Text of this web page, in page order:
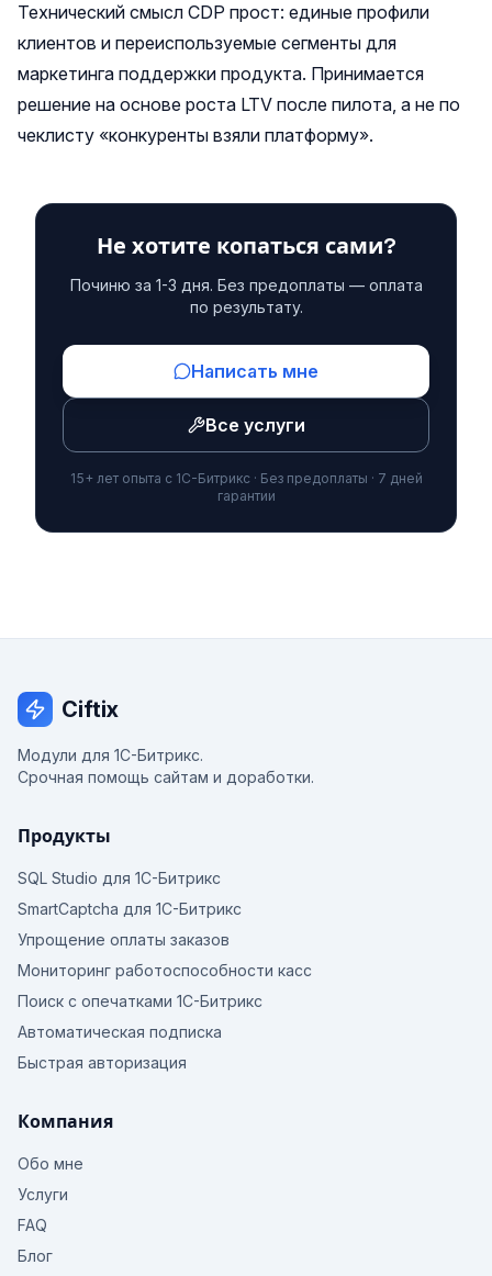
Технический смысл CDP прост: единые профили
клиентов и переиспользуемые сегменты для
маркетинга поддержки продукта. Принимается
решение на основе роста LTV после пилота, а не по
чеклисту «конкуренты взяли платформу».
Не хотите копаться сами?
Починю за 1-3 дня. Без предоплаты — оплата
по результату.
Написать мне
Все услуги
15+ лет опыта с 1С-Битрикс · Без предоплаты · 7 дней
гарантии
Ciftix
Модули для 1С-Битрикс.
Срочная помощь сайтам и доработки.
Продукты
SQL Studio для 1С-Битрикс
SmartCaptcha для 1С-Битрикс
Упрощение оплаты заказов
Мониторинг работоспособности касс
Поиск с опечатками 1С-Битрикс
Автоматическая подписка
Быстрая авторизация
Компания
Обо мне
Услуги
FAQ
Блог